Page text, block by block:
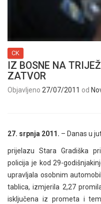
CK
IZ BOSNE NA
ZATVOR
Objavljeno 27/07/2011 od
27. srpnja 2011. – Danas u
prijelazu Stara Gradiška
policija je kod 29-
upravljala osobnim
tablica, izmjerila 2,27
isključena iz prometa i